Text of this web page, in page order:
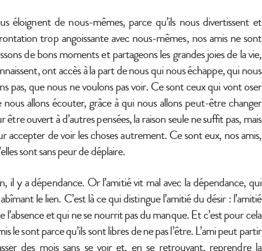
éloignent de nous-mêmes, parce qu’ils nous divertissent et
trop angoissante avec nous-mêmes, nos amis ne sont
de bons moments et partageons les grandes joies de la vie,
ont accès à la part de nous qui nous échappe, qui nous
pas, que nous ne voulons pas voir. Ce sont ceux qui vont oser
allons écouter, grâce à qui nous allons peut-être changer
ouvert à d’autres pensées, la raison seule ne suffit pas, mais
accepter de voir les choses autrement. Ce sont eux, nos amis,
sont sans peur de déplaire.
il y a dépendance. Or l’amitié vit mal avec la dépendance, qui
le lien. C’est là ce qui distingue l’amitié du désir : l’amitié
l’absence et qui ne se nourrit pas du manque. Et c’est pour cela
le sont parce qu’ils sont libres de ne pas l’être. L’ami peut partir
des mois sans se voir et, en se retrouvant, reprendre la